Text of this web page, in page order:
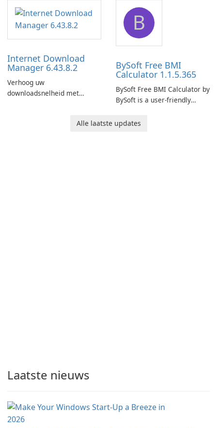
application designed to
monitor your internet
connection and provide real-
time insights into its
designed to help businesses
effectively manage their
network infrastructure.
Internet Download
Manager 6.43.8.2
Verhoog uw
downloadsnelheid met
B
BySoft Free BMI
Calculator 1.1.5.365
BySoft Free BMI Calculator by
BySoft is a user-friendly
designed to help you
Alle laatste updates
Laatste nieuws